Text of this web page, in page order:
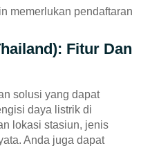
memerlukan pendaftaran
Fitur Dan
solusi yang dapat
daya listrik di
lokasi stasiun, jenis
Anda juga dapat